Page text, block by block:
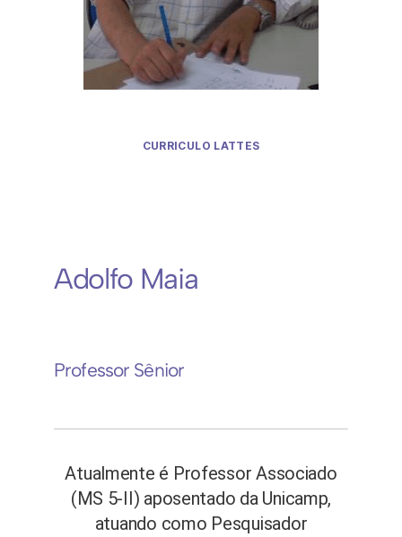
CURRICULO LATTES
Adolfo Maia
Professor Sênior
Atualmente é Professor Associado
(MS 5-II) aposentado da Unicamp,
atuando como Pesquisador